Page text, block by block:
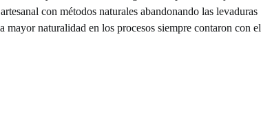
con métodos naturales abandonando las levaduras
mayor naturalidad en los procesos siempre contaron con el